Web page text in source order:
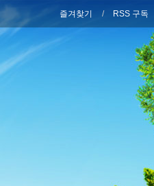
즐겨찾기 RSS 구독